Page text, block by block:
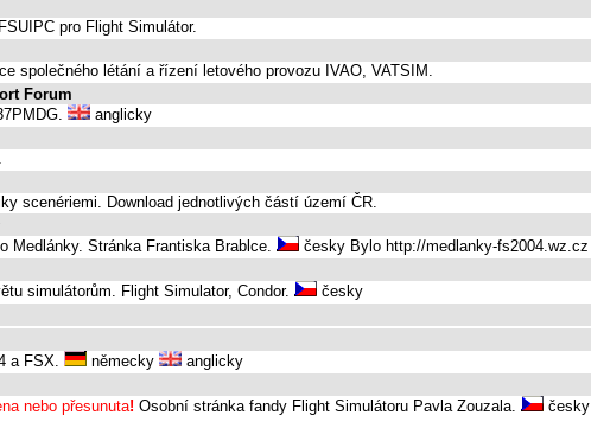
pro Flight Simulátor.
společného létání a řízení letového provozu IVAO, VATSIM.
Forum
anglicky
scenériemi. Download jednotlivých částí území ČR.
Medlánky. Stránka Frantiska Brablce.
česky Bylo http://medlanky-fs2004.wz.cz
simulátorům. Flight Simulator, Condor.
česky
a FSX.
německy
anglicky
nebo přesunuta! Osobní stránka fandy Flight Simulátoru Pavla Zouzala. česky